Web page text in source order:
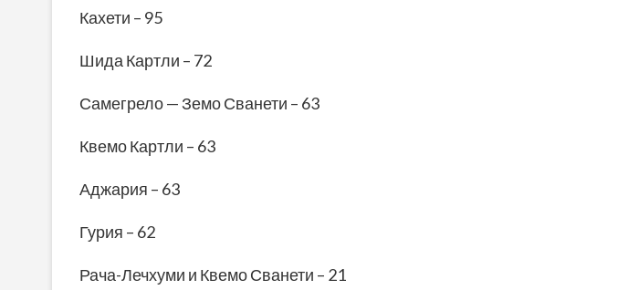
Кахети – 95
Шида Картли – 72
Самегрело — Земо Сванети – 63
Квемо Картли – 63
Аджария – 63
Гурия – 62
Рача-Лечхуми и Квемо Сванети – 21